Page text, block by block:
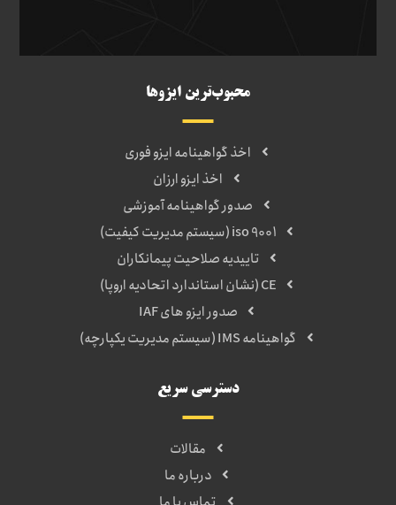
محبوب‌ترین ایزوها
اخذ گواهینامه ایزو فوری
اخذ ایزو ارزان
صدور گواهینامه آموزشی
iso 9001 (سیستم مدیریت کیفیت)
تاییدیه صلاحیت پیمانکاران
CE (نشان استاندارد اتحادیه اروپا)
صدور ایزو های IAF
گواهینامه IMS (سیستم مدیریت یکپارچه)
دسترسی سریع
مقالات
درباره ما